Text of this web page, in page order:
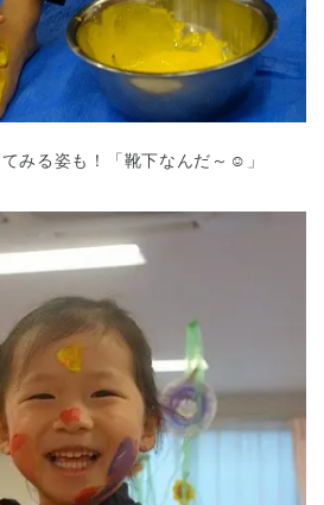
千葉県 千葉県 全域
埼玉県
兵庫県 兵庫県 全域
みる姿も！「靴下なんだ～☺」